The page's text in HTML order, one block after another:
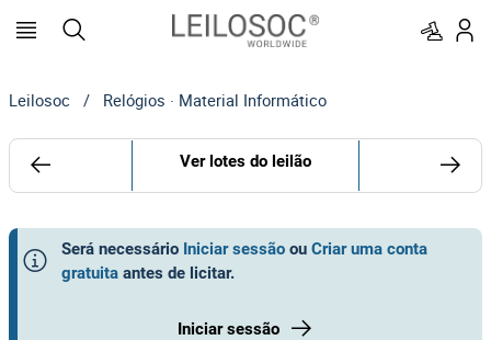
Leilosoc / Relógios · Material Informático
Ver lotes do leilão
Será necessário Iniciar sessão ou Criar uma conta
gratuita antes de licitar.
Iniciar sessão